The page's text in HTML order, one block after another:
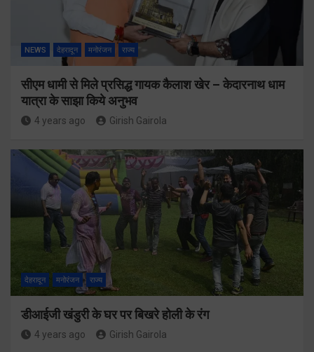
NEWS देहरादून मनोरंजन राज्य
सीएम धामी से मिले प्रसिद्ध गायक कैलाश खेर – केदारनाथ धाम
यात्रा के साझा किये अनुभव
4 years ago Girish Gairola
देहरादून मनोरंजन राज्य
डीआईजी खंडुरी के घर पर बिखरे होली के रंग
4 years ago Girish Gairola